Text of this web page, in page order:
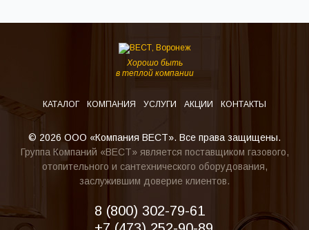
Хорошо быть
в теплой компании
КАТАЛОГ КОМПАНИЯ УСЛУГИ АКЦИИ КОНТАКТЫ
© 2026 ООО «Компания ВЕСТ». Все права защищены.
Группа Компаний «ВЕСТ» является поставщиком газового,
отопительного и сантехнического оборудования,
заслужившим доверие клиентов.
8 (800) 302-79-61